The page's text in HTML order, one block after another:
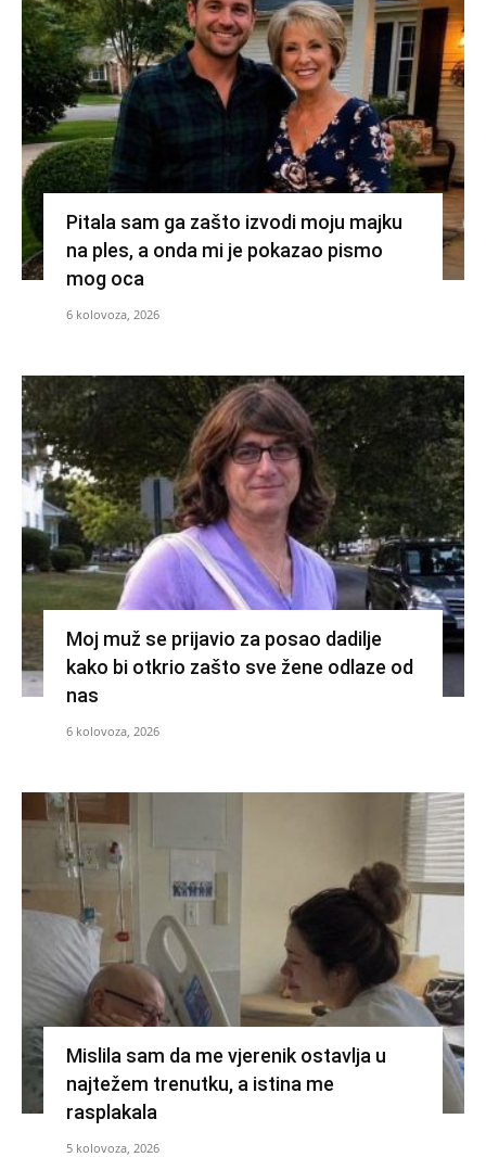
Pitala sam ga zašto izvodi moju majku
na ples, a onda mi je pokazao pismo
mog oca
6 kolovoza, 2026
Moj muž se prijavio za posao dadilje
kako bi otkrio zašto sve žene odlaze od
nas
6 kolovoza, 2026
Mislila sam da me vjerenik ostavlja u
najtežem trenutku, a istina me
rasplakala
5 kolovoza, 2026